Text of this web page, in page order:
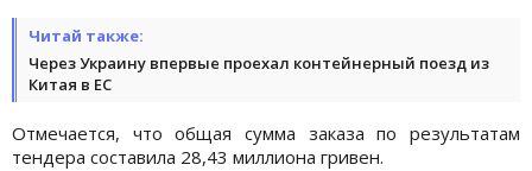
Читай также:
Через Украину впервые проехал контейнерный поезд из
Китая в ЕС
Отмечается, что общая сумма заказа по результатам
тендера составила 28,43 миллиона гривен.